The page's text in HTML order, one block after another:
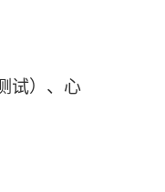
试）、心